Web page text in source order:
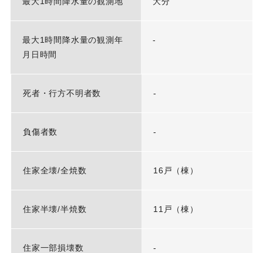
最大1時間降水量の観測年
月日時間
-
死者・行方不明者数 -
負傷者数 -
住家全壊/全焼数 16戸（棟）
住家半壊/半焼数 11戸（棟）
住家一部損壊数 -